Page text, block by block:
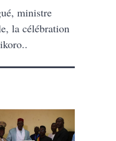
ministre
la célébration